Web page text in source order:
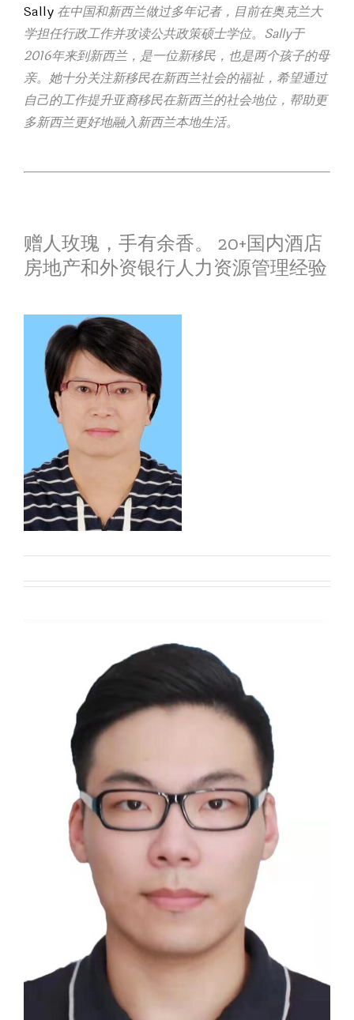
Sally 在中国和新西兰做过多年记者，目前在奥克兰大
学担任行政工作并攻读公共政策硕士学位。Sally于
2016年来到新西兰，是一位新移民，也是两个孩子的母
亲。她十分关注新移民在新西兰社会的福祉，希望通过
自己的工作提升亚裔移民在新西兰的社会地位，帮助更
多新西兰更好地融入新西兰本地生活。
赠人玫瑰，手有余香。 20+国内酒店
房地产和外资银行人力资源管理经验